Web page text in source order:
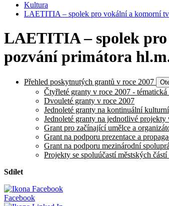
Kultura
LAETITIA – spolek pro vokální a komorní
LAETITIA – spolek
pozvání primátora
Přehled poskytnutých grantů v roce 2007
Čtyřleté granty v roce 2007 - tématická
Dvouleté granty v roce 2007
Jednoleté granty na kontinuální
Jednoleté granty na jednotlivé
Grant pro začínající umělce a
Grant na podporu prezentace a
Grant na podporu mezinárodní
Projekty se spoluúčastí městských
Sdílet
Facebook